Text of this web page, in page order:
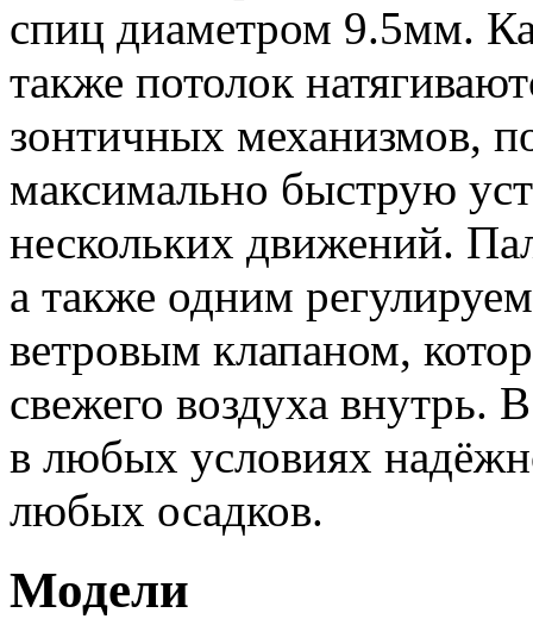
спиц диаметром 9.5мм.
также потолок
зонтичных механизмов,
максимально быструю
нескольких движений.
а также одним
ветровым клапаном,
свежего воздуха внутрь.
в любых условиях
любых осадков.
Модели